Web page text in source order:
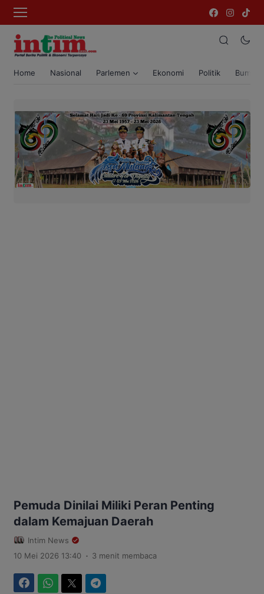
Home Nasional Parlemen Ekonomi Politik Bumi
Pemuda Dinilai Miliki Peran Penting
dalam Kemajuan Daerah
Intim News
10 Mei 2026 13:40 . 3 menit membaca